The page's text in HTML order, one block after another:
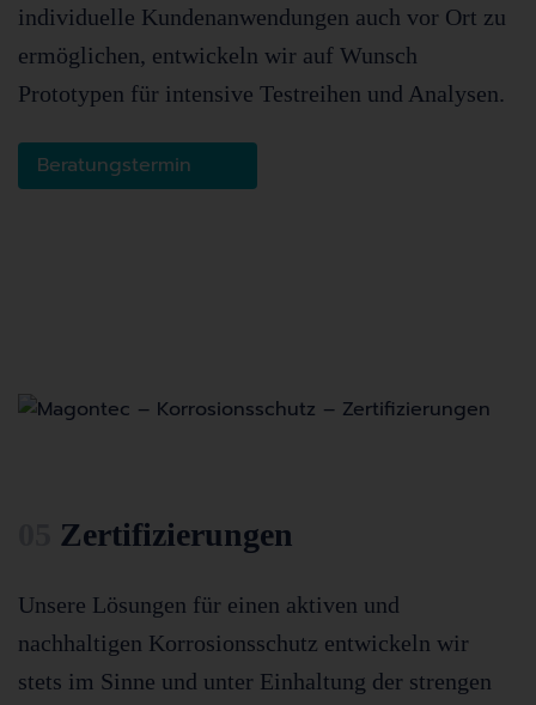
individuelle Kundenanwendungen auch vor Ort zu
ermöglichen, entwickeln wir auf Wunsch
Prototypen für intensive Testreihen und Analysen.
Beratungstermin
Zertifizierungen
Unsere Lösungen für einen aktiven und
nachhaltigen Korrosionsschutz entwickeln wir
stets im Sinne und unter Einhaltung der strengen